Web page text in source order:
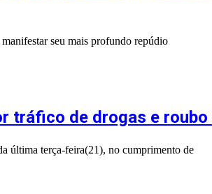
seu mais profundo repúdio
tráfico de drogas e roubo
última terça-feira(21), no cumprimento de